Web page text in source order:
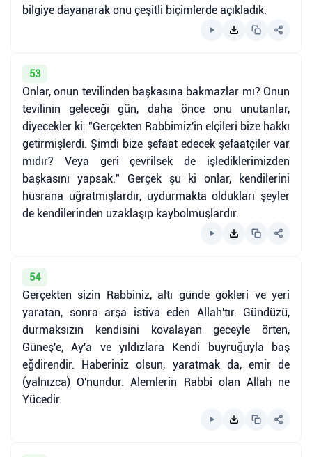
bilgiye dayanarak onu çeşitli biçimlerde açıkladık.
53
Onlar, onun tevilinden başkasına bakmazlar mı? Onun
tevilinin geleceği gün, daha önce onu unutanlar,
diyecekler ki: "Gerçekten Rabbimiz'in elçileri bize hakkı
getirmişlerdi. Şimdi bize şefaat edecek şefaatçiler var
mıdır? Veya geri çevrilsek de işlediklerimizden
başkasını yapsak." Gerçek şu ki onlar, kendilerini
hüsrana uğratmışlardır, uydurmakta oldukları şeyler
de kendilerinden uzaklaşıp kaybolmuşlardır.
54
Gerçekten sizin Rabbiniz, altı günde gökleri ve yeri
yaratan, sonra arşa istiva eden Allah'tır. Gündüzü,
durmaksızın kendisini kovalayan geceyle örten,
Güneş'e, Ay'a ve yıldızlara Kendi buyruğuyla baş
eğdirendir. Haberiniz olsun, yaratmak da, emir de
(yalnızca) O'nundur. Alemlerin Rabbi olan Allah ne
Yücedir.